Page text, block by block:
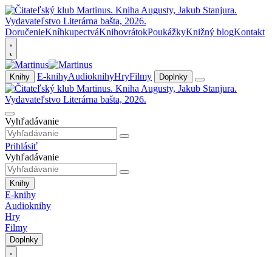
DoručenieKníhkupectváKnihovrátokPoukážkyKnižný blogKontakt
Knihy E-knihyAudioknihyHryFilmy Doplnky
Vyhľadávanie
Prihlásiť
Vyhľadávanie
Knihy
E-knihy
Audioknihy
Hry
Filmy
Doplnky